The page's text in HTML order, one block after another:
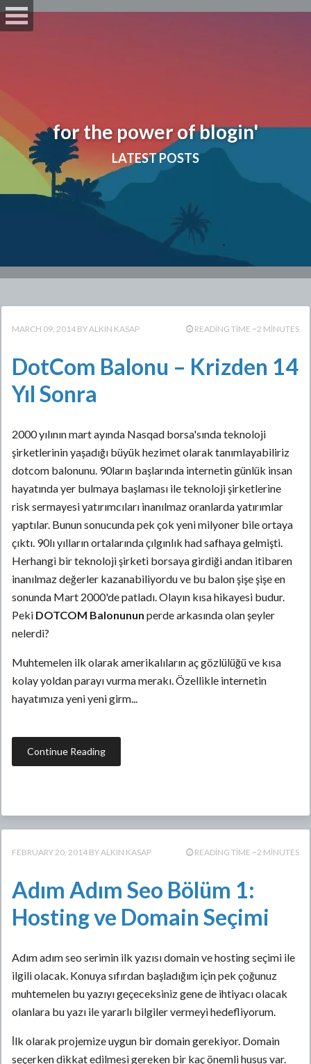
for the power of blogin'
LATEST POSTS
MARCH 09, 2014 ALKIN KASAP READING TIME ~2 MINUTES
DotCom Balonu – Krizden 14
Yıl Sonra
2000 yılının mart ayında Nasqad borsa'sında teknoloji
şirketlerinin yaşadığı büyük hezimet olarak tanımlayabiliriz
dotcom balonunu. 90ların başlarında internetin günlük insan
hayatında yer bulmaya başlaması ile teknoloji şirketlerine
risk sermayesi yatırımcıları inanılmaz oranlarda yatırımlar
yaptılar. Bunun sonucunda pek çok yeni milyoner bile ortaya
çıktı. 90lı yılların ortalarında çılgınlık had safhaya gelmişti.
Herhangi bir teknoloji şirketi borsaya girdiği andan itibaren
inanılmaz değerler kazanabiliyordu ve bu balon şişe şişe en
sonunda Mart 2000'de patladı. Olayın kısa hikayesi budur.
Peki DOTCOM Balonunun perde arkasında olan şeyler
nelerdi?
Muhtemelen ilk olarak amerikalıların aç gözlülüğü ve kısa
kolay yoldan parayı vurma merakı. Özellikle internetin
hayatımıza yeni yeni girm...
Continue Reading
FEBRUARY 20, 2014 ALKIN KASAP READING TIME ~2 MINUTES
Adım Adım Seo Bölüm 1:
Hosting ve Domain Seçimi
Adım adım seo serimin ilk yazısı domain ve hosting seçimi ile
ilgili olacak. Konuya sıfırdan başladığım için pek çoğunuz
muhtemelen bu yazıyı geçeceksiniz gene de ihtiyacı olacak
olanlara bu yazı ile yararlı bilgiler vermeyi hedefliyorum.
İlk olarak projemize uygun bir domain gerekiyor. Domain
seçerken dikkat edilmesi gereken bir kaç önemli husus var.